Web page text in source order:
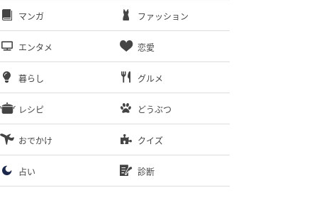
マンガ ファッション
エンタメ 恋愛
暮らし グルメ
レシピ どうぶつ
おでかけ クイズ
占い 診断